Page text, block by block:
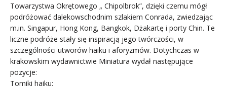
Towarzystwa Okrętowego „ Chipolbrok”, dzięki czemu mógł
podróżować dalekowschodnim szlakiem Conrada, zwiedzając
m.in. Singapur, Hong Kong, Bangkok, Dżakartę i porty Chin. Te
liczne podróże stały się inspiracją jego twórczości, w
szczególności utworów haiku i aforyzmów. Dotychczas w
krakowskim wydawnictwie Miniatura wydał następujące
pozycje:
Tomiki haiku: